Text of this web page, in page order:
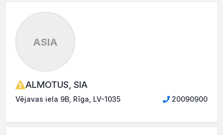
ASIA
ALMOTUS, SIA
Vējavas iela 9B, Rīga, LV-1035 20090900